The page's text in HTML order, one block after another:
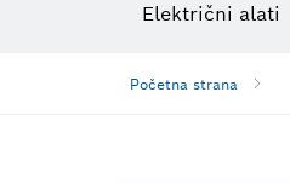
Električni alati
Početna strana